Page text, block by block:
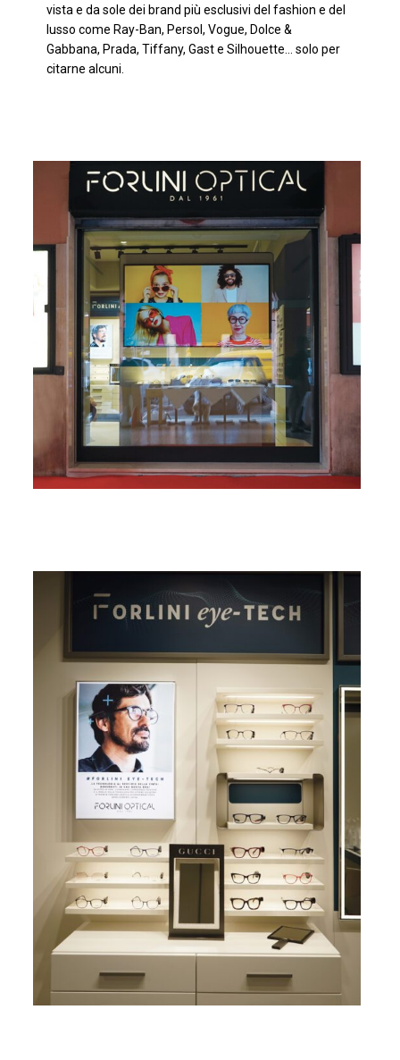
vista e da sole dei brand più esclusivi del fashion e del
lusso come Ray-Ban, Persol, Vogue, Dolce &
Gabbana, Prada, Tiffany, Gast e Silhouette… solo per
citarne alcuni.